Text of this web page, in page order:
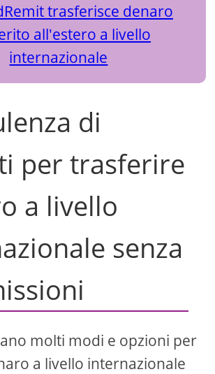
trasferisce denaro
all'estero a livello
internazionale
di
per trasferire
a livello
senza
molti modi e opzioni per
a livello internazionale